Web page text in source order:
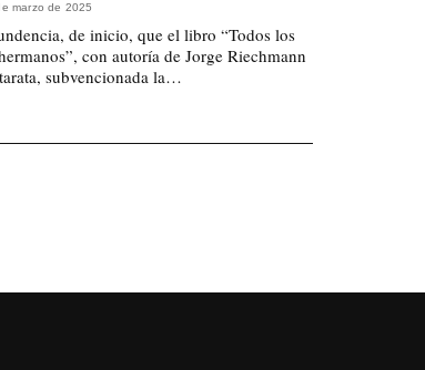
marzo de 2025
de inicio, que el libro “Todos los
con autoría de Jorge Riechmann
subvencionada la…